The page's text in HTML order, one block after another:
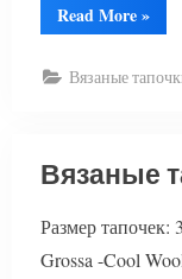
Read More»
Вязаные
Вязаные
Размер тапочек:
Grossa -Cool